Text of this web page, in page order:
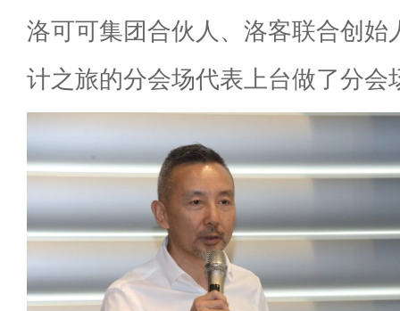
洛可可集团合伙人、洛客联合创始
计之旅的分会场代表上台做了分会